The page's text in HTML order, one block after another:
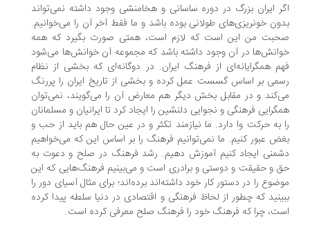
ایران بزرگ در دوره ساسانی و هخامنشی وجود داشته نمی‌تواند
خونریزی‌های طولانی بوده باشد و ما فقط آخر آن را می‌خوانیم.
من این است که لازم است، همتی صورت بگیرد که همه
در آن وجود داشته باشد که مجموعه آن خوانش‌ها می‌شود
همگرایانه‌ای از فرهنگ ایران. در دوگانه‌ای که بخشی از نظام
بر اساس گسست عمل کرده و بخشی از تاریخ ایران را پررنگ
و در مقابل بخش دیگر هم معارض آن را می‌گویند، نمی‌توان
فرهنگی و نجوایی دلنشین را ایجاد کرد تا ایرانیان و مسلمانان
به حرکت وا دارد. ما نیازمند تکثر و در عین حال هم باید از حب و
عبور کنیم. ما نمی‌توانیم فرهنگ را بر اساس این که می‌خواهیم
ایجاد کنیم آموزش دهیم. رشد فرهنگ در صلح و دعوت به
و حقیقت و دوستی و برادری است و می‌بینیم فرهنگ‌هایی که این
را در دستور کار خود داشته‌اند برده‌اند؛ برای مثال آسیای دور را
که چطور از لحاظ فرهنگی و اقتصادی در دنیا سلطه پیدا کرده
چرا که فرهنگ خود را فرهنگ صلح معرفی کرده است.